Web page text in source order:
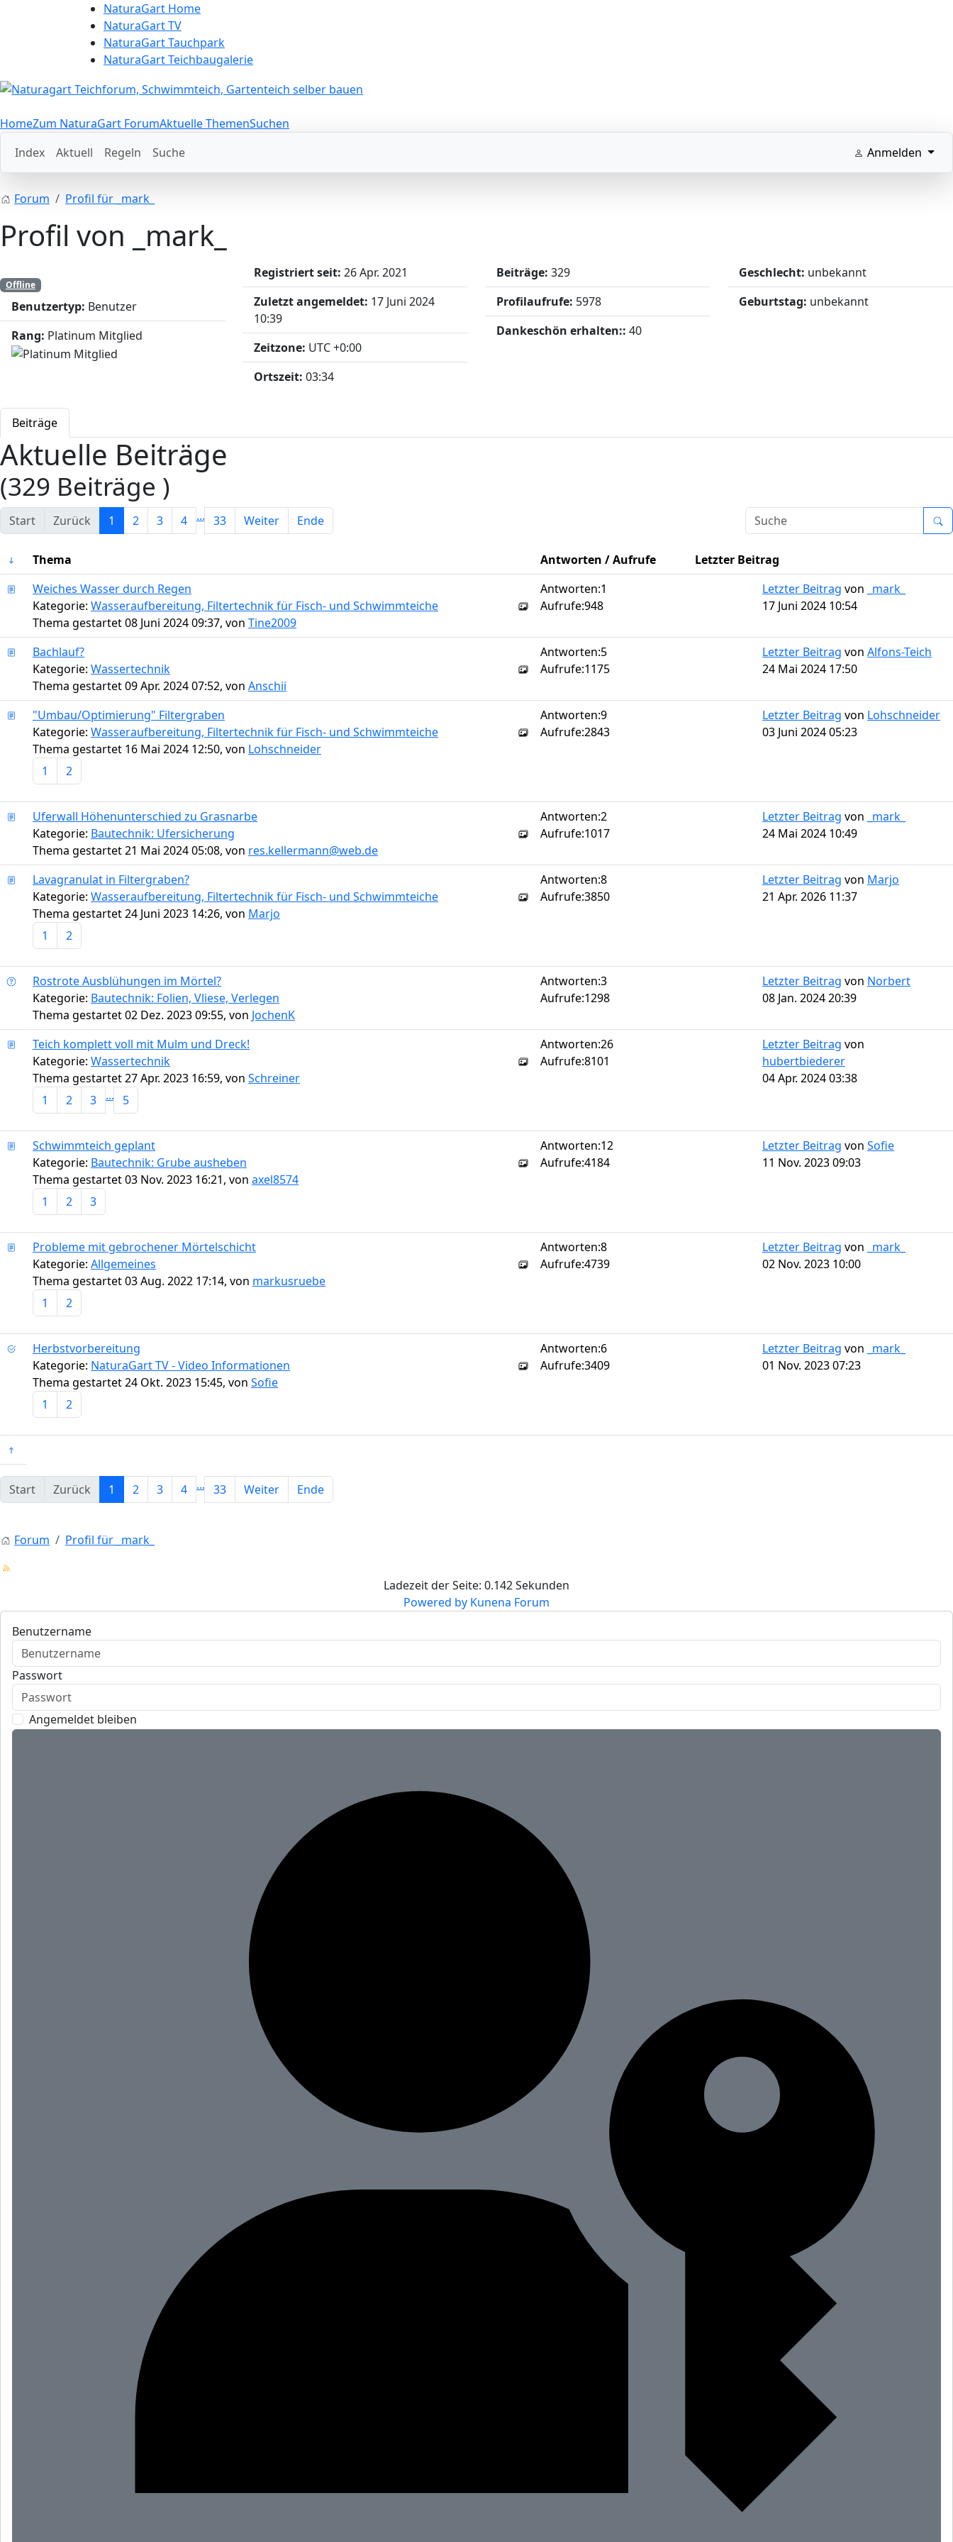
NaturaGart Home
NaturaGart TV
NaturaGart Tauchpark
NaturaGart Teichbaugalerie
HomeZum NaturaGart ForumAktuelle ThemenSuchen
Index
Aktuell Regeln Suche Anmelden
Forum Profil für _mark_
Profil von _mark_
Offline
Benutzertyp: Benutzer
Rang: Platinum Mitglied
Registriert seit: 26 Apr. 2021
Zuletzt angemeldet: 17 Juni 2024
10:39
Zeitzone: UTC +0:00
Ortszeit: 03:34
Beiträge: 329
Profilaufrufe: 5978
Dankeschön erhalten:: 40
Geschlecht: unbekannt
Geburtstag: unbekannt
Beiträge
Aktuelle Beiträge
(329 Beiträge )
Start Zurück 1 2 3 4 ... 33 Weiter Ende
Thema Antworten / Aufrufe
Letzter Beitrag
Weiches Wasser durch Regen
Kategorie: Wasseraufbereitung, Filtertechnik für Fisch- und Schwimmteiche
Thema gestartet 08 Juni 2024 09:37, von Tine2009
Antworten:1
Aufrufe:948
Letzter Beitrag von _mark_
17 Juni 2024 10:54
Bachlauf?
Kategorie: Wassertechnik
Thema gestartet 09 Apr. 2024 07:52, von Anschii
Antworten:5
Aufrufe:1175
Letzter Beitrag von Alfons-Teich
24 Mai 2024 17:50
"Umbau/Optimierung" Filtergraben
Kategorie: Wasseraufbereitung, Filtertechnik für Fisch- und Schwimmteiche
Thema gestartet 16 Mai 2024 12:50, von Lohschneider
1
2
Antworten:9
Aufrufe:2843
Letzter Beitrag von Lohschneider
03 Juni 2024 05:23
Uferwall Höhenunterschied zu Grasnarbe
Kategorie: Bautechnik: Ufersicherung
Thema gestartet 21 Mai 2024 05:08, von res.kellermann@web.de
Antworten:2
Aufrufe:1017
Letzter Beitrag von _mark_
24 Mai 2024 10:49
Lavagranulat in Filtergraben?
Kategorie: Wasseraufbereitung, Filtertechnik für Fisch- und Schwimmteiche
Thema gestartet 24 Juni 2023 14:26, von Marjo
1
2
Antworten:8
Aufrufe:3850
Letzter Beitrag von Marjo
21 Apr. 2026 11:37
Rostrote Ausblühungen im Mörtel?
Kategorie: Bautechnik: Folien, Vliese, Verlegen
Thema gestartet 02 Dez. 2023 09:55, von JochenK
Antworten:3
Aufrufe:1298
Letzter Beitrag von Norbert
08 Jan. 2024 20:39
Teich komplett voll mit Mulm und Dreck!
Kategorie: Wassertechnik
Thema gestartet 27 Apr. 2023 16:59, von Schreiner
1
2 3 ... 5
Antworten:26
Aufrufe:8101
Letzter Beitrag von
hubertbiederer
04 Apr. 2024 03:38
Schwimmteich geplant
Kategorie: Bautechnik: Grube ausheben
Thema gestartet 03 Nov. 2023 16:21, von axel8574
1
2 3
Antworten:12
Aufrufe:4184
Letzter Beitrag von Sofie
11 Nov. 2023 09:03
Probleme mit gebrochener Mörtelschicht
Kategorie: Allgemeines
Thema gestartet 03 Aug. 2022 17:14, von markusruebe
1
2
Antworten:8
Aufrufe:4739
Letzter Beitrag von _mark_
02 Nov. 2023 10:00
Herbstvorbereitung
Kategorie: NaturaGart TV - Video Informationen
Thema gestartet 24 Okt. 2023 15:45, von Sofie
1
2
Antworten:6
Aufrufe:3409
Letzter Beitrag von _mark_
01 Nov. 2023 07:23
Start Zurück 1 2 3 4 ... 33 Weiter Ende
Forum Profil für _mark_
Ladezeit der Seite: 0.142 Sekunden
Powered by Kunena Forum
Benutzername
Passwort
Angemeldet bleiben